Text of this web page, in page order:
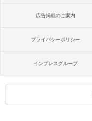
広告掲載のご案内
プライバシーポリシー
インプレスグループ